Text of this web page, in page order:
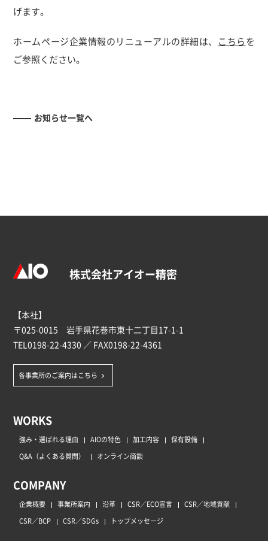
げます。
ホームページ企業情報のリニューアルの詳細は、 こちらを
ご参照ください。
お知らせ一覧へ
株式会社アイオー精密
【本社】
〒025-0015 岩手県花巻市東十二丁目17-1-1
TEL0198-22-4330 ／ FAX0198-22-4361
各事業所のご案内はこちら
WORKS
強み・選ばれる理由 AIOの特色 加工内容
保有設備
Q&A（よくある質問）
オンライン商談
COMPANY
企業概要 事業所案内 沿革 CSR／ECO宣言
CSR／地域貢献
CSR／BCP
CSR／SDGs トップメッセージ